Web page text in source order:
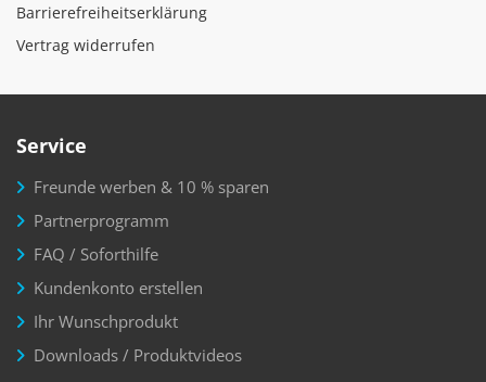
Barrierefreiheitserklärung
Vertrag widerrufen
Service
Freunde werben & 10 % sparen
Partnerprogramm
FAQ / Soforthilfe
Kundenkonto erstellen
Ihr Wunschprodukt
Downloads / Produktvideos